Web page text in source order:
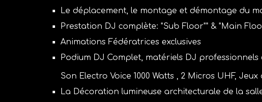
Le déplacement, le montage et démontage du
Prestation DJ complète: "Sub Floor"" & "Main
Animations Fédératrices exclusives
Podium DJ Complet, matériels DJ
Son Electro Voice 1000 Watts , 2 Micros UHF,
La Décoration lumineuse architecturale de la